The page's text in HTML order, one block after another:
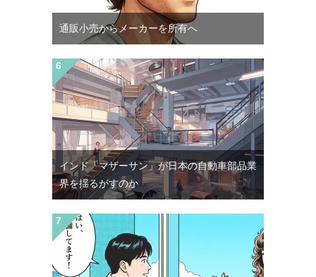
通販小売からメーカーを所有へ
インド「マザーサン」が日本の自動車部品業
界を揺るがすのか